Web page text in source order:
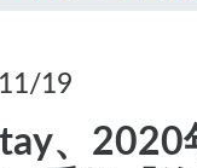
19
、2020